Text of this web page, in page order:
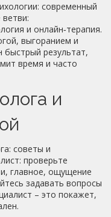
современный
и онлайн‑терапия.
выгоранием и
результат,
время и часто
и
советы и
проверьте
главное, ощущение
задавать вопросы
– это покажет,